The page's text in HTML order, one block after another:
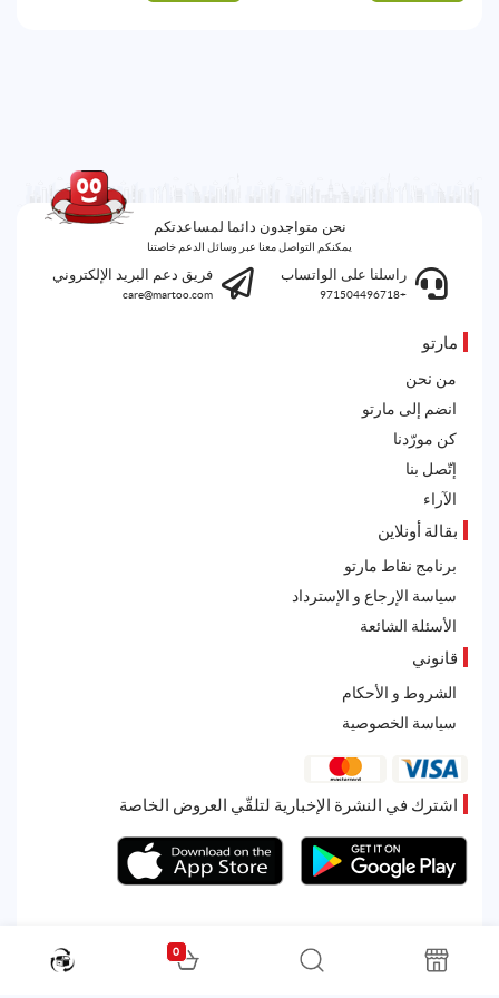
نحن متواجدون دائما لمساعدتكم
يمكنكم التواصل معنا عبر وسائل الدعم خاصتنا
راسلنا على الواتساب
+971504496718
فريق دعم البريد الإلكتروني
care@martoo.com
مارتو
من نحن
انضم إلى مارتو
كن مورّدنا
إتّصل بنا
الآراء
بقالة أونلاين
برنامج نقاط مارتو
سياسة الإرجاع و الإسترداد
الأسئلة الشائعة
قانوني
الشروط و الأحكام
سياسة الخصوصية
اشترك في النشرة الإخبارية لتلقّي العروض الخاصة
All rights reserved. Powered by Martoo © 2026
0